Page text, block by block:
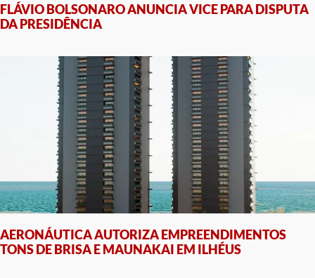
FLÁVIO BOLSONARO ANUNCIA VICE PARA DISPUTA
DA PRESIDÊNCIA
AERONÁUTICA AUTORIZA EMPREENDIMENTOS
TONS DE BRISA E MAUNAKAI EM ILHÉUS